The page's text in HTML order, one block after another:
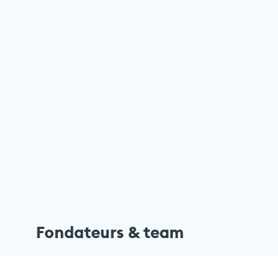
Fondateurs & team